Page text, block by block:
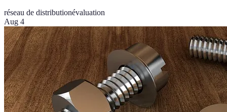
réseau de distributionévaluation
Aug 4